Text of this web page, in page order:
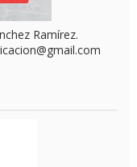
Ramírez.